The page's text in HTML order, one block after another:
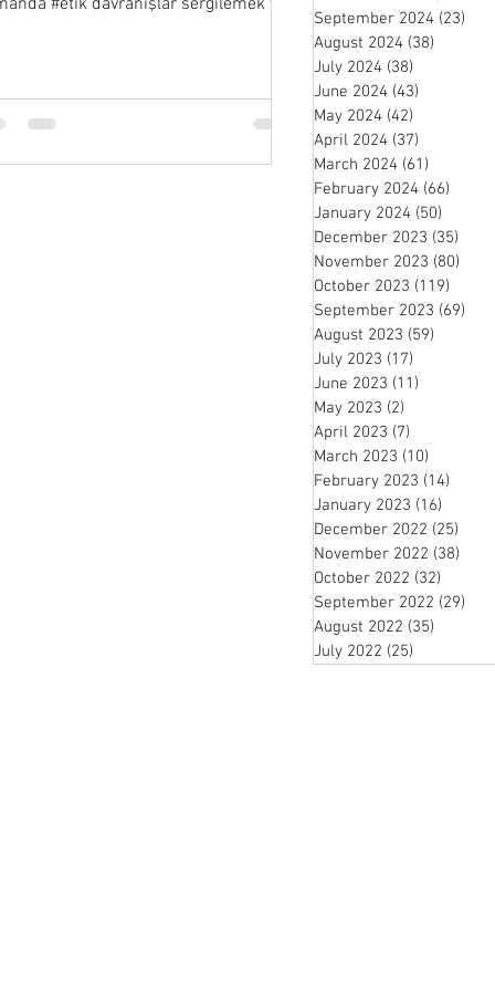
#etik davranışlar sergilemek ve
September 2024 (23)
August 2024 (38)
July 2024 (38)
June 2024 (43)
May 2024 (42)
April 2024 (37)
March 2024 (61)
February 2024 (66)
January 2024 (50)
December 2023 (35)
November 2023 (80)
October 2023 (119)
September 2023 (69)
August 2023 (59)
July 2023 (17)
June 2023 (11)
May 2023 (2)
April 2023 (7)
March 2023 (10)
February 2023 (14)
January 2023 (16)
December 2022 (25)
November 2022 (38)
October 2022 (32)
September 2022 (29)
August 2022 (35)
July 2022 (25)